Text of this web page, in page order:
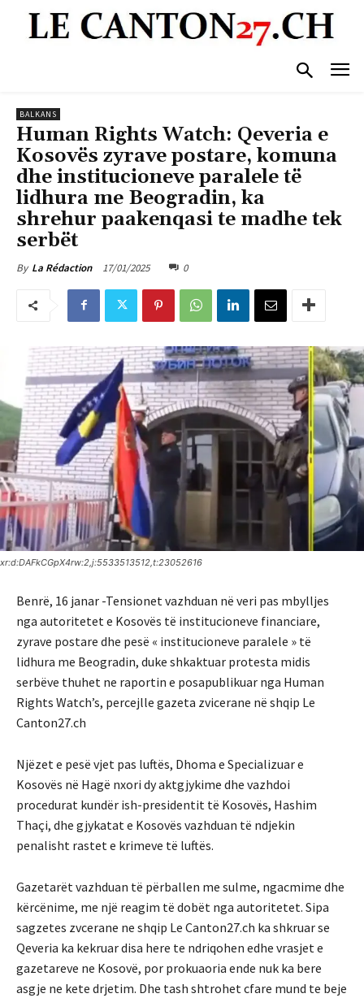
BALKANS
Human Rights Watch: Qeveria e
Kosovës zyrave postare, komuna
dhe institucioneve paralele të
lidhura me Beogradin, ka
shrehur paakenqasi te madhe tek
serbët
By La Rédaction 17/01/2025 0
xr:d:DAFkCGpX4rw:2,j:5533513512,t:23052616
Benrë, 16 janar -Tensionet vazhduan në veri pas mbylljes
nga autoritetet e Kosovës të institucioneve financiare,
zyrave postare dhe pesë « institucioneve paralele » të
lidhura me Beogradin, duke shkaktuar protesta midis
serbëve thuhet ne raportin e posapublikuar nga Human
Rights Watch’s, percejlle gazeta zvicerane në shqip Le
Canton27.ch
Njëzet e pesë vjet pas luftës, Dhoma e Specializuar e
Kosovës në Hagë nxori dy aktgjykime dhe vazhdoi
procedurat kundër ish-presidentit të Kosovës, Hashim
Thaçi, dhe gjykatat e Kosovës vazhduan të ndjekin
penalisht rastet e krimeve të luftës.
Gazetarët vazhduan të përballen me sulme, ngacmime dhe
kërcënime, me një reagim të dobët nga autoritetet. Sipa
sagzetes zvcerane ne shqip Le Canton27.ch ka shkruar se
Qeveria ka kekruar disa here te ndriqohen edhe vrasjet e
gazetareve ne Kosovë, por prokuaoria ende nuk ka bere
asgje ne kete drjetim. Dhe tash shtrohet cfare mund te beje